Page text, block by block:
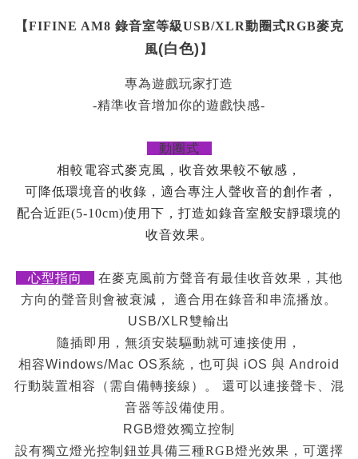
【FIFINE AM8 錄音室等級USB/XLR動圈式RGB麥克
風(白色) 】
專為遊戲玩家打造
-精準收音增加你的遊戲快感-
動圈式
相較電容式麥克風，收音效果較不敏感，
可降低環境音的收錄，適合專注人聲收音的創作者，
配合近距(5-10cm)使用下，打造如錄音室般安靜環境的
收音效果。
心型指向
在麥克風前方聲音有最佳收音效果，其他
方向的聲音則會被衰減， 適合用在錄音和串流播放。
USB/XLR雙輸出
隨插即用，無須安裝驅動就可連接使用，
相容Windows/Mac OS系統，也可與 iOS 與 Android
行動裝置相容（需自備轉接線）。 還可以連接聲卡、混
音器等設備使用。
RGB燈效獨立控制
設有獨立燈光控制鈕並具備三種RGB燈光效果，可選擇